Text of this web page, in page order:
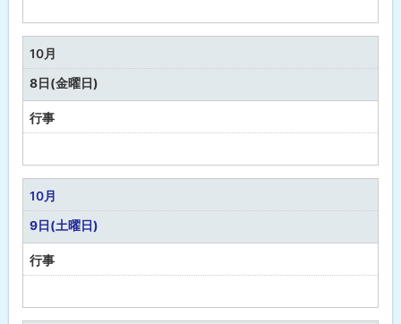
定
な
し
10月
8日(金曜日)
行事
定
な
し
10月
9日(土曜日)
行事
定